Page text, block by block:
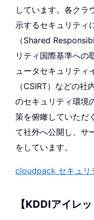
しています。各ク
示するセキュリティ
（Shared
リティ国際基準へ
ュータセキュリティ
（CSIRT）などの
のセキュリティ環境
策を俯瞰していただ
て社外へ公開し、サ
をしています。
cloudpack セキュリ
【KDDIアイレ